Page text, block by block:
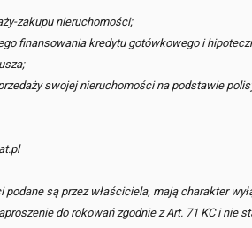
zakupu nieruchomości;
finansowania kredytu gotówkowego i
swojej nieruchomości na podstawie
są przez właściciela, mają charakter
do rokowań zgodnie z Art. 71 KC i nie